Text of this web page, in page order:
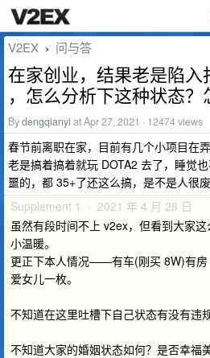
V2EX › 问与答
在家创业，结果老是陷入
，怎么分析下这种状态？
Bydengqianyi at Apr 27, 2021 · 12474 views
春节前离职在家，目前有几个小项目在
老是搞着搞着就玩 DOTA2 去了，睡觉
噩的，都 35+了还这么搞，是不是人很废
Supplement 1 · 2021 年 4 月 28 日
虽然有段时间不上 v2ex，但看到大家
小温暖。
更正下本人情况——有车(刚买 8W)有房
爱女儿一枚。
不知道在这里吐槽下自己状态有没有违
不知道大家的婚姻状态如何？是否幸福